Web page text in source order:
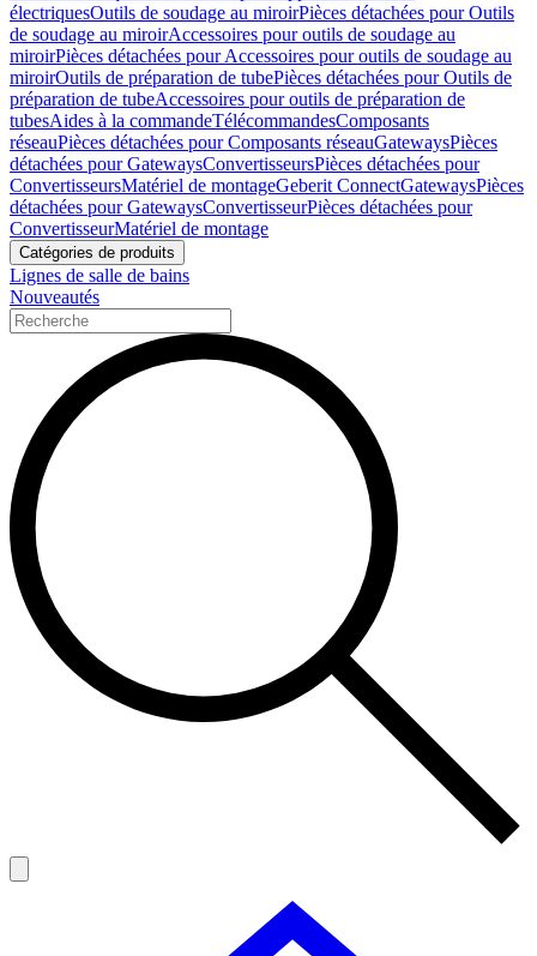
électriquesOutils de soudage au miroirPièces détachées pour Outils
de soudage au miroirAccessoires pour outils de soudage au
miroirPièces détachées pour Accessoires pour outils de soudage au
miroirOutils de préparation de tubePièces détachées pour Outils de
préparation de tubeAccessoires pour outils de préparation de
tubesAides à la commandeTélécommandesComposants
réseauPièces détachées pour Composants réseauGatewaysPièces
détachées pour GatewaysConvertisseursPièces détachées pour
ConvertisseursMatériel de montageGeberit ConnectGatewaysPièces
détachées pour GatewaysConvertisseurPièces détachées pour
ConvertisseurMatériel de montage
Catégories de produits
Lignes de salle de bains
Nouveautés